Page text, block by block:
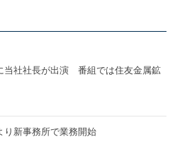
当社社長が出演 番組では住友金属鉱
新事務所で業務開始